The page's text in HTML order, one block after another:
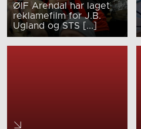
ØIF Arendal har laget
reklamefilm for J.B.
Ugland og STS [...]